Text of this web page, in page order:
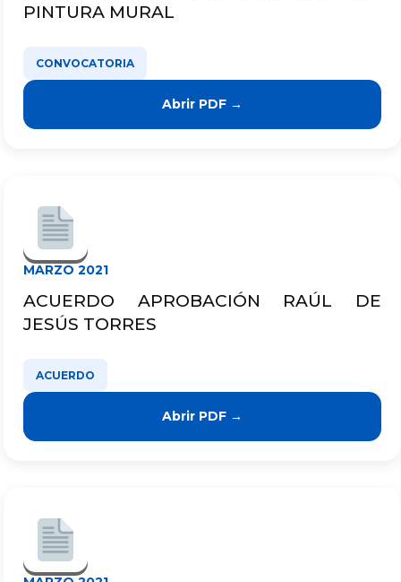
PINTURA MURAL
CONVOCATORIA
Abrir PDF →
MARZO 2021
ACUERDO APROBACIÓN RAÚL DE
JESÚS TORRES
ACUERDO
Abrir PDF →